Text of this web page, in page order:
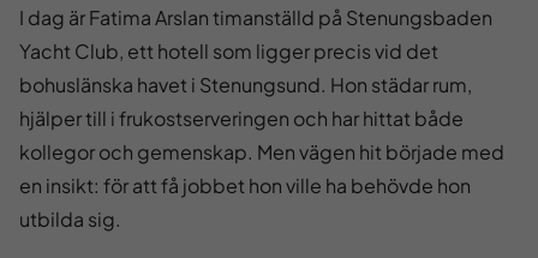
I dag är Fatima Arslan timanställd på Stenungsbaden
Yacht Club, ett hotell som ligger precis vid det
bohuslänska havet i Stenungsund. Hon städar rum,
hjälper till i frukostserveringen och har hittat både
kollegor och gemenskap. Men vägen hit började med
en insikt: för att få jobbet hon ville ha behövde hon
utbilda sig.